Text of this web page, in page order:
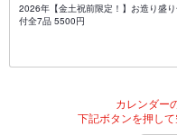
2026年【金土祝前限定！】お造り盛
付全7品 5500円
カレンダー
下記ボタンを押して